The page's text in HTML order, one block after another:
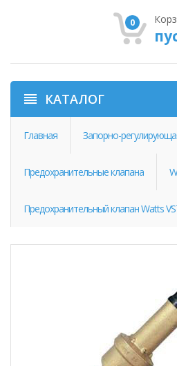
0
КАТАЛОГ
Главная Запорно-
Предохранительные клапана
Предохранительный клапан Watts